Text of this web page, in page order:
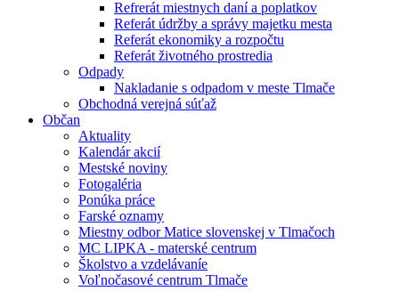
Refrerát miestnych daní a poplatkov
Referát údržby a správy majetku mesta
Referát ekonomiky a rozpočtu
Referát životného prostredia
Odpady
Nakladanie s odpadom v meste Tlmače
Obchodná verejná súťaž
Občan
Aktuality
Kalendár akcií
Mestské noviny
Fotogaléria
Ponúka práce
Farské oznamy
Miestny odbor Matice slovenskej v Tlmačoch
MC LIPKA - materské centrum
Školstvo a vzdelávaníe
Voľnočasové centrum Tlmače